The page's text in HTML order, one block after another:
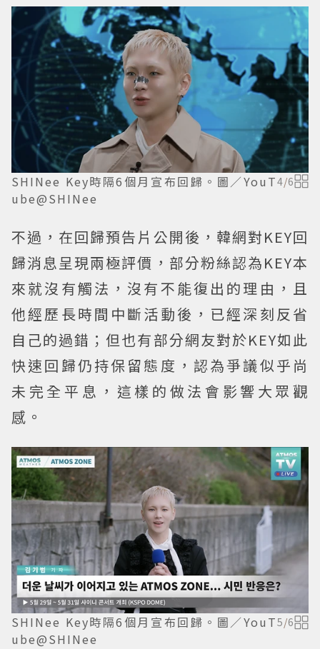
SHINee Key時隔6個月宣布回歸。圖／YouT
ube@SHINee
4/6
不過，在回歸預告片公開後，韓網對KEY回
歸消息呈現兩極評價，部分粉絲認為KEY本
來就沒有觸法，沒有不能復出的理由，且
他經歷長時間中斷活動後，已經深刻反省
自己的過錯；但也有部分網友對於KEY如此
快速回歸仍持保留態度，認為爭議似乎尚
未完全平息，這樣的做法會影響大眾觀
感。
SHINee Key時隔6個月宣布回歸。圖／YouT
ube@SHINee
5/6